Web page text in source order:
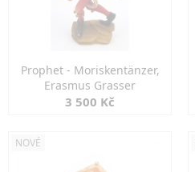
Prophet - Moriskentänzer,
Erasmus Grasser
3 500 Kč
NOVÉ